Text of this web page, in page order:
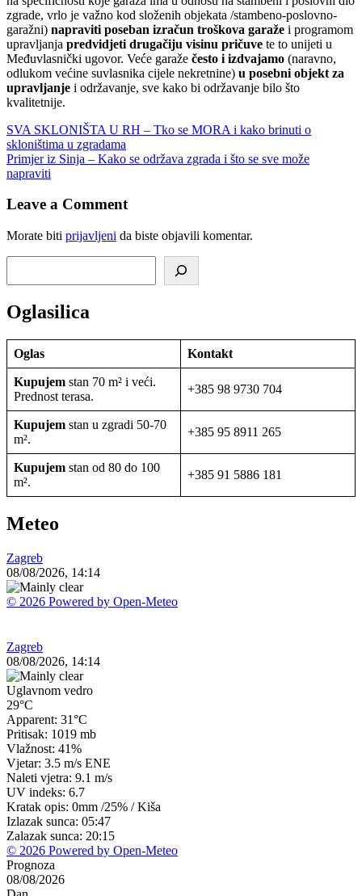
zgrade, vrlo je važno kod složenih objekata /stambeno-poslovno-
garažni) napraviti poseban izračun troškova garaže i programom
upravljanja predvidjeti drugačiju visinu pričuve te to unijeti u
Međuvlasnički ugovor. Veće garaže često i izdvajamo (naravno,
odlukom većine suvlasnika cijele nekretnine) u posebni objekt za
upravljanje i održavanje, sve kako bi održavanje bilo što
kvalitetnije.
Navigacija
objava
SVA SKLONIŠTA U RH – Tko se MORA i kako brinuti o
skloništima u zgradama
Primjer iz Sinja – Kako se održava zgrada i što se sve može
napraviti
Leave a Comment
Morate biti prijavljeni da biste objavili komentar.
Oglasilica
Oglas Kontakt
Kupujem stan 70 m² i veći.
Prednost terasa.
+385 98 9730 704
Kupujem stan u zgradi 50-70
m².
+385 95 8911 265
Kupujem stan od 80 do 100
m².
+385 91 5886 181
Meteo
Zagreb
08/08/2026, 14:14
© 2026 Powered by Open-Meteo
Zagreb
08/08/2026, 14:14
Uglavnom vedro
29°C
Apparent: 31°C
Pritisak: 1019 mb
Vlažnost: 41%
Vjetar: 3.5 m/s ENE
Naleti vjetra: 9.1 m/s
UV indeks: 6.7
Kratak opis: 0mm /25% /Kiša
Izlazak sunca: 05:47
Zalazak sunca: 20:15
© 2026 Powered by Open-Meteo
Prognoza
08/08/2026